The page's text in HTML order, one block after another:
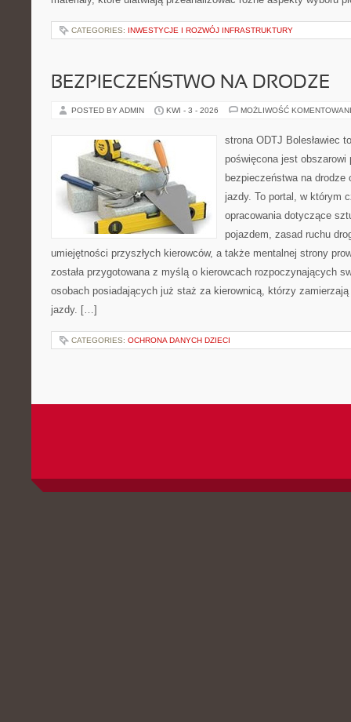
CATEGORIES: INWESTYCJE I ROZWÓJ INFRASTRUKTURY
BEZPIECZEŃSTWO NA DRODZE
POSTED BY ADMIN KWI - 3 - 2026 MOŻLIWOŚĆ
strona ODTJ Bolesławiec
poświęcona jest obszarowi
bezpieczeństwa na drodze
jazdy. To portal, w którym
opracowania dotyczące
pojazdem, zasad ruchu
umiejętności przyszłych kierowców, a także mentalnej strony
została przygotowana z myślą o kierowcach rozpoczynających
osobach posiadających już staż za kierownicą, którzy
jazdy. […]
CATEGORIES: OCHRONA DANYCH DZIECI